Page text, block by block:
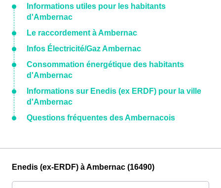
Informations utiles pour les habitants
d'Ambernac
Le raccordement à Ambernac
Infos Électricité/Gaz Ambernac
Consommation énergétique des habitants
d'Ambernac
Informations sur Enedis (ex ERDF) pour la ville
d'Ambernac
Questions fréquentes des Ambernacois
Enedis (ex-ERDF) à Ambernac (16490)